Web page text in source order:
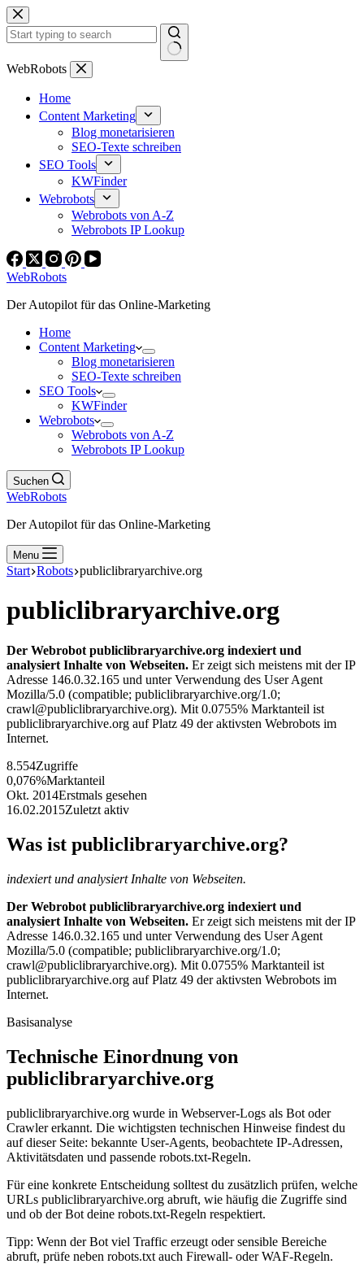
Zum
Inhalt
springen
Keine
WebRobots
Home
Content Marketing
Blog monetarisieren
SEO-Texte schreiben
SEO Tools
KWFinder
Webrobots
Webrobots von A-Z
Webrobots IP Lookup
WebRobots
Der Autopilot für das Online-Marketing
Home
Content Marketing
Blog monetarisieren
SEO-Texte schreiben
SEO Tools
KWFinder
Webrobots
Webrobots von A-Z
Webrobots IP Lookup
Suchen
WebRobots
Der Autopilot für das Online-Marketing
Menu
Start Robots publiclibraryarchive.org
publiclibraryarchive.org
Der Webrobot publiclibraryarchive.org indexiert und
analysiert Inhalte von Webseiten. Er zeigt sich meistens mit der IP
Adresse 146.0.32.165 und unter Verwendung des User Agent
Mozilla/5.0 (compatible; publiclibraryarchive.org/1.0;
crawl@publiclibraryarchive.org). Mit 0.0755% Marktanteil ist
publiclibraryarchive.org auf Platz 49 der aktivsten Webrobots im
Internet.
8.554Zugriffe
0,076%Marktanteil
Okt. 2014Erstmals gesehen
16.02.2015Zuletzt aktiv
Was ist publiclibraryarchive.org?
indexiert und analysiert Inhalte von Webseiten.
Der Webrobot publiclibraryarchive.org indexiert und
analysiert Inhalte von Webseiten. Er zeigt sich meistens mit der IP
Adresse 146.0.32.165 und unter Verwendung des User Agent
Mozilla/5.0 (compatible; publiclibraryarchive.org/1.0;
crawl@publiclibraryarchive.org). Mit 0.0755% Marktanteil ist
publiclibraryarchive.org auf Platz 49 der aktivsten Webrobots im
Internet.
Basisanalyse
Technische Einordnung von
publiclibraryarchive.org
publiclibraryarchive.org wurde in Webserver-Logs als Bot oder
Crawler erkannt. Die wichtigsten technischen Hinweise findest du
auf dieser Seite: bekannte User-Agents, beobachtete IP-Adressen,
Aktivitätsdaten und passende robots.txt-Regeln.
Für eine konkrete Entscheidung solltest du zusätzlich prüfen, welche
URLs publiclibraryarchive.org abruft, wie häufig die Zugriffe sind
und ob der Bot deine robots.txt-Regeln respektiert.
Tipp: Wenn der Bot viel Traffic erzeugt oder sensible Bereiche
abruft, prüfe neben robots.txt auch Firewall- oder WAF-Regeln.